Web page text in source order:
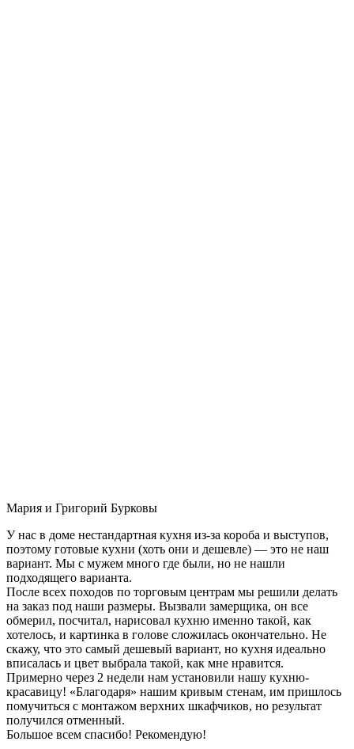
Мария и Григорий Бурковы
У нас в доме нестандартная кухня из-за короба и выступов,
поэтому готовые кухни (хоть они и дешевле) — это не наш
вариант. Мы с мужем много где были, но не нашли
подходящего варианта.
После всех походов по торговым центрам мы решили делать
на заказ под наши размеры. Вызвали замерщика, он все
обмерил, посчитал, нарисовал кухню именно такой, как
хотелось, и картинка в голове сложилась окончательно. Не
скажу, что это самый дешевый вариант, но кухня идеально
вписалась и цвет выбрала такой, как мне нравится.
Примерно через 2 недели нам установили нашу кухню-
красавицу! «Благодаря» нашим кривым стенам, им пришлось
помучиться с монтажом верхних шкафчиков, но результат
получился отменный.
Большое всем спасибо! Рекомендую!